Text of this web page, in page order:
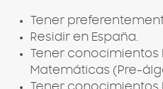
Tener
Residir en España.
Tener
Matemáticas (Pre-